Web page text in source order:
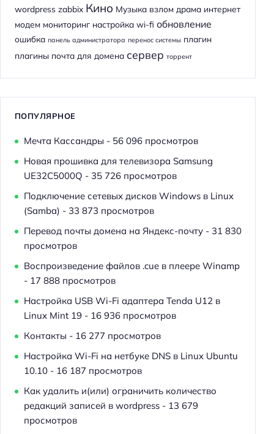
wordpress zabbix Кино Музыка взлом драма интернет
модем мониторинг настройка wi-fi обновление
ошибка панель администратора перенос системы плагин
плагины почта для домена сервер торрент
ПОПУЛЯРНОЕ
Мечта Кассандры - 56 096 просмотров
Новая прошивка для телевизора Samsung
UE32C5000Q - 35 726 просмотров
Подключение сетевых дисков Windows в Linux
(Samba) - 33 873 просмотров
Перевод почты домена на Яндекс-почту- 31 830
просмотров
Воспроизведение файлов .cue в плеере Winamp
- 17 888 просмотров
Настройка USB Wi-Fi адаптера Tenda U12 в
Linux Mint 19- 16 936 просмотров
Контакты - 16 277 просмотров
Настройка Wi-Fi на нетбуке DNS в Linux Ubuntu
10.10- 16 187 просмотров
Как удалить и(или) ограничить количество
редакций записей в wordpress- 13 679
просмотров